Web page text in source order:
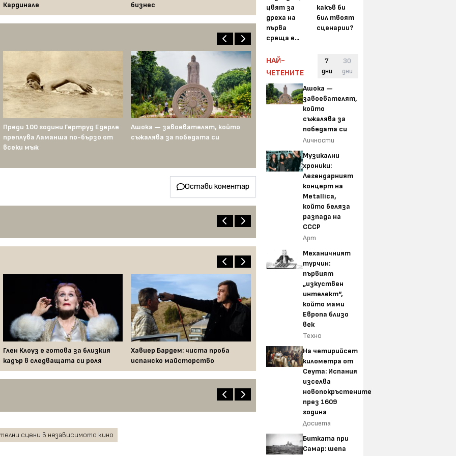
Кардинале
бизнес
Преди 100 години Гертруд Едерле
преплува Ламанша по-бързо от
всеки мъж
Ашока — завоевателят, който
съжалява за победата си
Остави коментар
Глен Клоуз е готова за близкия
кадър в следващата си роля
Хавиер Бардем: чиста проба
испанско майсторство
сцени в независимото кино
цвят за
дреха на
първа
среща е...
какъв би
бил твоят
сценарии?
НАЙ-
ЧЕТЕНИТЕ
7
дни
30
дни
Ашока —
завоевателят,
който
съжалява за
победата си
Личности
Музикални
хроники:
Легендарният
концерт на
Metallica,
който беляза
разпада на
СССР
Арт
Механичният
турчин:
първият
„изкуствен
интелект“,
който мами
Европа близо
век
Техно
На четирийсет
километра от
Сеута: Испания
изселва
новопокръстените
през 1609
година
Досиета
Битката при
Самар: шепа